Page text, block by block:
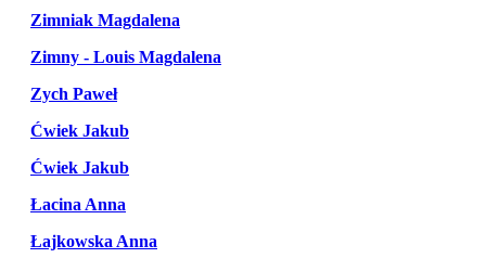
Zimniak Magdalena
Zimny - Louis Magdalena
Zych Paweł
Ćwiek Jakub
Ćwiek Jakub
Łacina Anna
Łajkowska Anna